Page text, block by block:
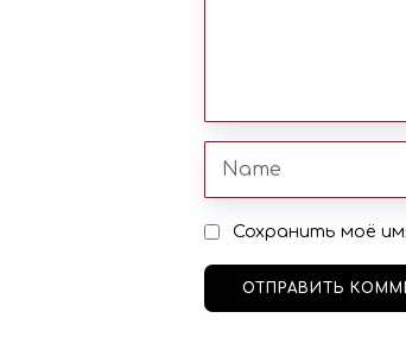
Сохранить моё